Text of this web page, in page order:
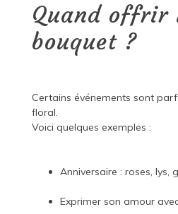
Quand offrir
bouquet ?
Certains événements sont
floral.
Voici quelques exemples :
Anniversaire : roses, lys,
Exprimer son amour